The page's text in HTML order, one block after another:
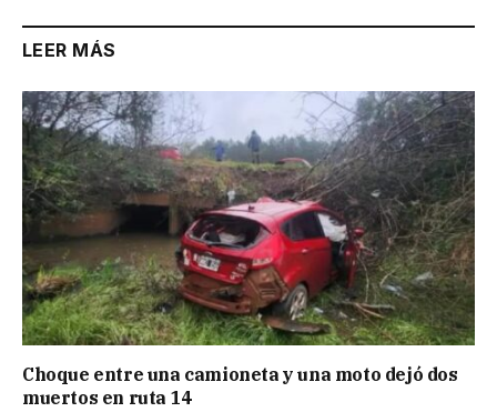
LEER MÁS
Choque entre una camioneta y una moto dejó dos
muertos en ruta 14